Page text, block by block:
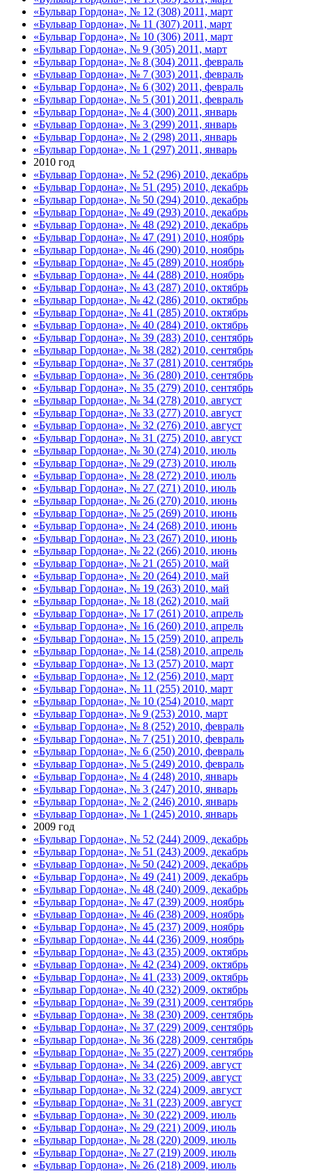
«Бульвар Гордона», № 12 (308) 2011, март
«Бульвар Гордона», № 11 (307) 2011, март
«Бульвар Гордона», № 10 (306) 2011, март
«Бульвар Гордона», № 9 (305) 2011, март
«Бульвар Гордона», № 8 (304) 2011, февраль
«Бульвар Гордона», № 7 (303) 2011, февраль
«Бульвар Гордона», № 6 (302) 2011, февраль
«Бульвар Гордона», № 5 (301) 2011, февраль
«Бульвар Гордона», № 4 (300) 2011, январь
«Бульвар Гордона», № 3 (299) 2011, январь
«Бульвар Гордона», № 2 (298) 2011, январь
«Бульвар Гордона», № 1 (297) 2011, январь
2010 год
«Бульвар Гордона», № 52 (296) 2010, декабрь
«Бульвар Гордона», № 51 (295) 2010, декабрь
«Бульвар Гордона», № 50 (294) 2010, декабрь
«Бульвар Гордона», № 49 (293) 2010, декабрь
«Бульвар Гордона», № 48 (292) 2010, декабрь
«Бульвар Гордона», № 47 (291) 2010, ноябрь
«Бульвар Гордона», № 46 (290) 2010, ноябрь
«Бульвар Гордона», № 45 (289) 2010, ноябрь
«Бульвар Гордона», № 44 (288) 2010, ноябрь
«Бульвар Гордона», № 43 (287) 2010, октябрь
«Бульвар Гордона», № 42 (286) 2010, октябрь
«Бульвар Гордона», № 41 (285) 2010, октябрь
«Бульвар Гордона», № 40 (284) 2010, октябрь
«Бульвар Гордона», № 39 (283) 2010, сентябрь
«Бульвар Гордона», № 38 (282) 2010, сентябрь
«Бульвар Гордона», № 37 (281) 2010, сентябрь
«Бульвар Гордона», № 36 (280) 2010, сентябрь
«Бульвар Гордона», № 35 (279) 2010, сентябрь
«Бульвар Гордона», № 34 (278) 2010, август
«Бульвар Гордона», № 33 (277) 2010, август
«Бульвар Гордона», № 32 (276) 2010, август
«Бульвар Гордона», № 31 (275) 2010, август
«Бульвар Гордона», № 30 (274) 2010, июль
«Бульвар Гордона», № 29 (273) 2010, июль
«Бульвар Гордона», № 28 (272) 2010, июль
«Бульвар Гордона», № 27 (271) 2010, июль
«Бульвар Гордона», № 26 (270) 2010, июнь
«Бульвар Гордона», № 25 (269) 2010, июнь
«Бульвар Гордона», № 24 (268) 2010, июнь
«Бульвар Гордона», № 23 (267) 2010, июнь
«Бульвар Гордона», № 22 (266) 2010, июнь
«Бульвар Гордона», № 21 (265) 2010, май
«Бульвар Гордона», № 20 (264) 2010, май
«Бульвар Гордона», № 19 (263) 2010, май
«Бульвар Гордона», № 18 (262) 2010, май
«Бульвар Гордона», № 17 (261) 2010, апрель
«Бульвар Гордона», № 16 (260) 2010, апрель
«Бульвар Гордона», № 15 (259) 2010, апрель
«Бульвар Гордона», № 14 (258) 2010, апрель
«Бульвар Гордона», № 13 (257) 2010, март
«Бульвар Гордона», № 12 (256) 2010, март
«Бульвар Гордона», № 11 (255) 2010, март
«Бульвар Гордона», № 10 (254) 2010, март
«Бульвар Гордона», № 9 (253) 2010, март
«Бульвар Гордона», № 8 (252) 2010, февраль
«Бульвар Гордона», № 7 (251) 2010, февраль
«Бульвар Гордона», № 6 (250) 2010, февраль
«Бульвар Гордона», № 5 (249) 2010, февраль
«Бульвар Гордона», № 4 (248) 2010, январь
«Бульвар Гордона», № 3 (247) 2010, январь
«Бульвар Гордона», № 2 (246) 2010, январь
«Бульвар Гордона», № 1 (245) 2010, январь
2009 год
«Бульвар Гордона», № 52 (244) 2009, декабрь
«Бульвар Гордона», № 51 (243) 2009, декабрь
«Бульвар Гордона», № 50 (242) 2009, декабрь
«Бульвар Гордона», № 49 (241) 2009, декабрь
«Бульвар Гордона», № 48 (240) 2009, декабрь
«Бульвар Гордона», № 47 (239) 2009, ноябрь
«Бульвар Гордона», № 46 (238) 2009, ноябрь
«Бульвар Гордона», № 45 (237) 2009, ноябрь
«Бульвар Гордона», № 44 (236) 2009, ноябрь
«Бульвар Гордона», № 43 (235) 2009, октябрь
«Бульвар Гордона», № 42 (234) 2009, октябрь
«Бульвар Гордона», № 41 (233) 2009, октябрь
«Бульвар Гордона», № 40 (232) 2009, октябрь
«Бульвар Гордона», № 39 (231) 2009, сентябрь
«Бульвар Гордона», № 38 (230) 2009, сентябрь
«Бульвар Гордона», № 37 (229) 2009, сентябрь
«Бульвар Гордона», № 36 (228) 2009, сентябрь
«Бульвар Гордона», № 35 (227) 2009, сентябрь
«Бульвар Гордона», № 34 (226) 2009, август
«Бульвар Гордона», № 33 (225) 2009, август
«Бульвар Гордона», № 32 (224) 2009, август
«Бульвар Гордона», № 31 (223) 2009, август
«Бульвар Гордона», № 30 (222) 2009, июль
«Бульвар Гордона», № 29 (221) 2009, июль
«Бульвар Гордона», № 28 (220) 2009, июль
«Бульвар Гордона», № 27 (219) 2009, июль
«Бульвар Гордона», № 26 (218) 2009, июль